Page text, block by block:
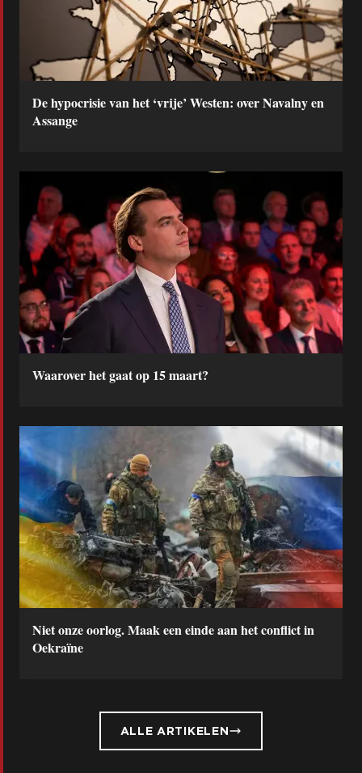
De hypocrisie van het ‘vrije’ Westen: over Navalny en
Assange
Waarover het gaat op 15 maart?
Niet onze oorlog. Maak een einde aan het conflict in
Oekraïne
ALLE ARTIKELEN